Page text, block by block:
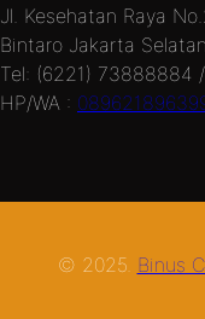
Jl. Kesehatan Raya
Bintaro Jakarta
Tel: (6221) 73888884
HP/WA :
© 2025. Binus